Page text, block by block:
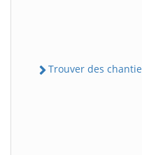
Trouver des